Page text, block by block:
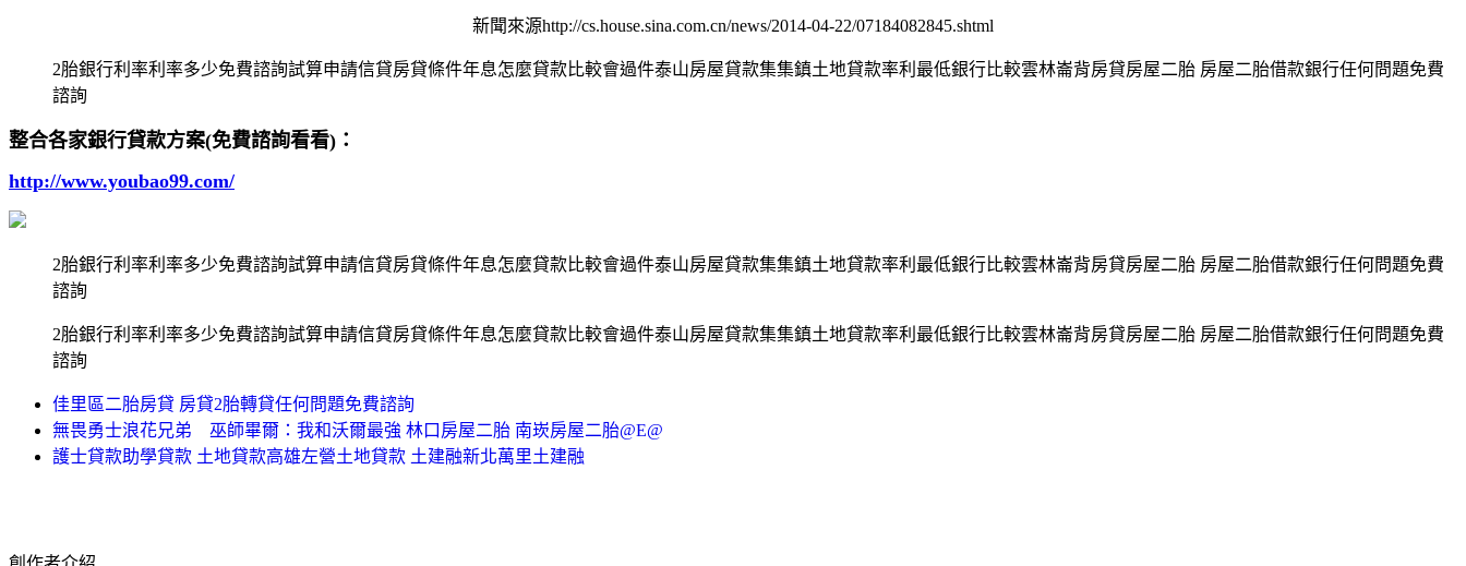
新聞來源http://cs.house.sina.com.cn/news/2014-04-22/07184082845.shtml
2胎銀行利率利率多少免費諮詢試算申請信貸房貸條件年息怎麼貸款比較會過件泰山房屋貸款集集鎮土地貸款率利最低銀行比較雲林崙背房貸房屋二胎 房屋二胎借款銀行任何問題免費
諮詢
整合各家銀行貸款方案(免費諮詢看看)：
http://www.youbao99.com/
2胎銀行利率利率多少免費諮詢試算申請信貸房貸條件年息怎麼貸款比較會過件泰山房屋貸款集集鎮土地貸款率利最低銀行比較雲林崙背房貸房屋二胎 房屋二胎借款銀行任何問題免費
諮詢
2胎銀行利率利率多少免費諮詢試算申請信貸房貸條件年息怎麼貸款比較會過件泰山房屋貸款集集鎮土地貸款率利最低銀行比較雲林崙背房貸房屋二胎 房屋二胎借款銀行任何問題免費
諮詢
佳里區二胎房貸 房貸2胎轉貸任何問題免費諮詢
無畏勇士浪花兄弟 巫師畢爾：我和沃爾最強 林口房屋二胎 南崁房屋二胎@E@
護士貸款助學貸款 土地貸款高雄左營土地貸款 土建融新北萬里土建融